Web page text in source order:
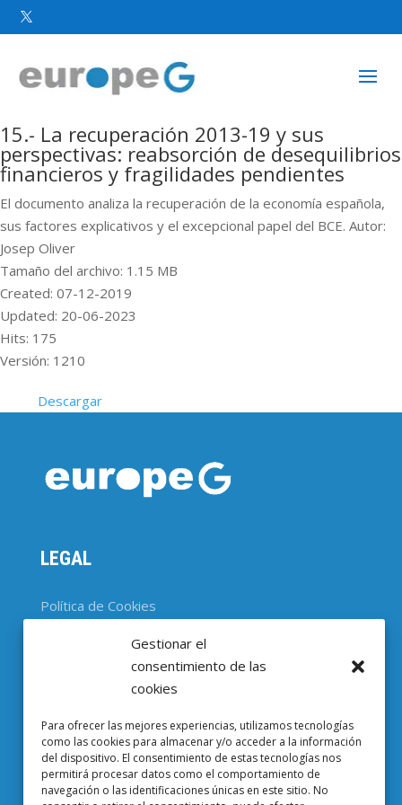
Gestionar el
consentimiento de las
cookies
Para ofrecer las mejores experiencias, utilizamos tecnologías
como las cookies para almacenar y/o acceder a la información
del dispositivo. El consentimiento de estas tecnologías nos
permitirá procesar datos como el comportamiento de
navegación o las identificaciones únicas en este sitio. No

15.- La recuperación 2013-19 y sus
perspectivas: reabsorción de desequilibrios
financieros y fragilidades pendientes
El documento analiza la recuperación de la economía española,
sus factores explicativos y el excepcional papel del BCE. Autor:
Josep Oliver
Tamaño del archivo: 1.15 MB
Created: 07-12-2019
Updated: 20-06-2023
Hits: 175
Versión: 1210
Descargar
LEGAL
Política de Cookies
CONTACTO
Baldiri i Reixac, 4-8, 08028 Barcelona
93 403 37 23